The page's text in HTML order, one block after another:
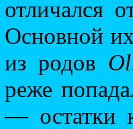
отличался
Основной
из родов
реже
— остатки